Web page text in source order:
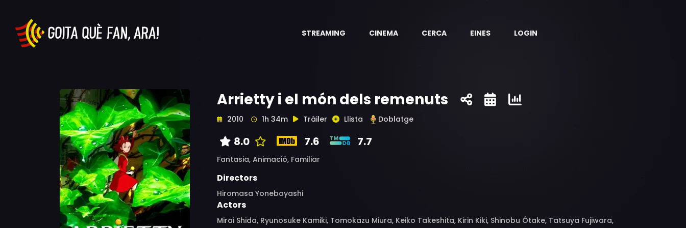
STREAMING CINEMA CERCA EINES LOGIN
Arrietty i el món dels remenuts
2010 1h 34m Tràiler Llista Doblatge
8.0 7.6 7.7
Fantasia, Animació, Familiar
Directors
Hiromasa Yonebayashi
Actors
Mirai Shida, Ryunosuke Kamiki, Tomokazu Miura, Keiko Takeshita, Kirin Kiki, Shinobu Ôtake, Tatsuya Fujiwara,